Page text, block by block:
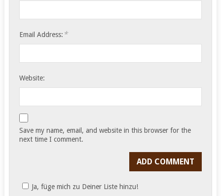
Email Address: *
Website:
Save my name, email, and website in this browser for the
next time I comment.
Ja, füge mich zu Deiner Liste hinzu!